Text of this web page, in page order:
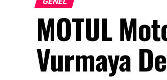
MOTUL
Vurmaya